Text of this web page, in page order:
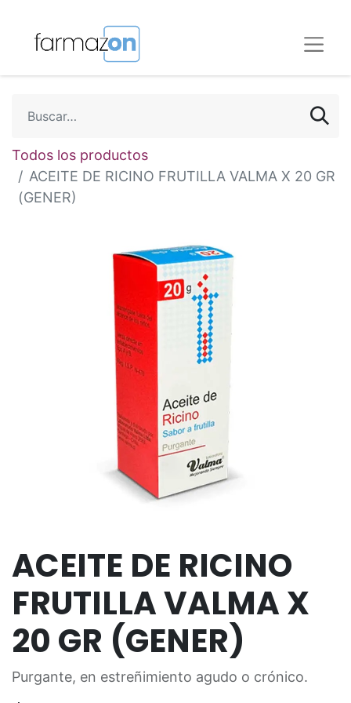
Todos los productos
ACEITE DE RICINO FRUTILLA VALMA X 20 GR
(GENER)
ACEITE DE RICINO
FRUTILLA VALMA X
20 GR (GENER)
Purgante, en estreñimiento agudo o crónico.